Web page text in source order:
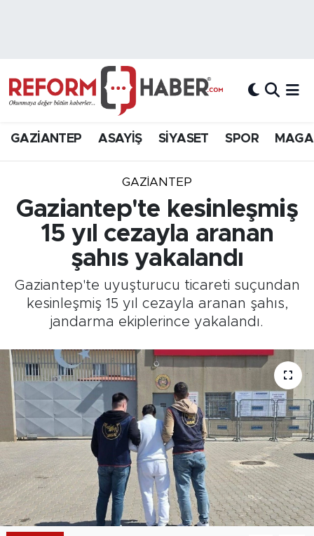
GAZİANTEP ASAYİŞ SİYASET SPOR
GAZIANTEP
Gaziantep'te kesinleşmiş
15 yıl cezayla aranan
şahıs yakalandı
Gaziantep'te uyuşturucu ticareti suçundan
kesinleşmiş 15 yıl cezayla aranan şahıs,
jandarma ekiplerince yakalandı.
Hava Durumu
Süper Lig Puan Durumu ve Fikstür
Tüm Manşetler
Son Dakika Haberleri
Haber Arşivi